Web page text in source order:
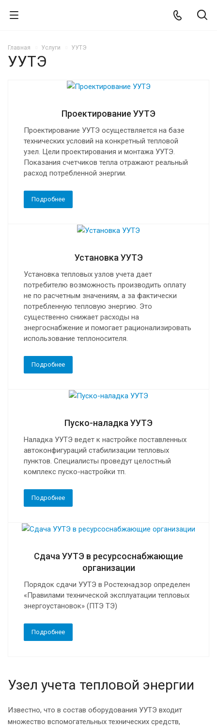
Главная Услуги УУТЭ
УУТЭ
Проектирование УУТЭ
Проектирование УУТЭ осуществляется на базе
технических условий на конкретный тепловой
узел. Цели проектирования и монтажа УУТЭ.
Показания счетчиков тепла отражают реальный
расход потребленной энергии.
Подробнее
Установка УУТЭ
Установка тепловых узлов учета дает
потребителю возможность производить оплату
не по расчетным значениям, а за фактически
потребленную тепловую энергию. Это
существенно снижает расходы на
энергоснабжение и помогает рационализировать
использование теплоносителя.
Подробнее
Пуско-наладка УУТЭ
Наладка УУТЭ ведет к настройке поставленных
автоконфигураций стабилизации тепловых
пунктов. Специалисты проведут целостный
комплекс пуско-настройки тп.
Подробнее
Сдача УУТЭ в ресурсоснабжающие
организации
Порядок сдачи УУТЭ в Ростехнадзор определен
«Правилами технической эксплуатации тепловых
энергоустановок» (ПТЭ ТЭ)
Подробнее
Узел учета тепловой энергии
Известно, что в состав оборудования УУТЭ входит
множество вспомогательных технических средств,